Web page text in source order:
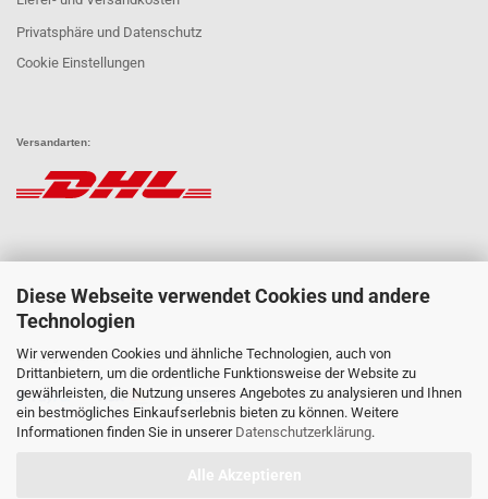
Diese Webseite verwendet Cookies und andere
Technologien
Wir verwenden Cookies und ähnliche Technologien, auch von
Drittanbietern, um die ordentliche Funktionsweise der Website zu
gewährleisten, die Nutzung unseres Angebotes zu analysieren und Ihnen
ein bestmögliches Einkaufserlebnis bieten zu können. Weitere
Informationen finden Sie in unserer Datenschutzerklärung.
Privatsphäre und Datenschutz
Cookie Einstellungen
Versandarten:
Zahlungsarten: